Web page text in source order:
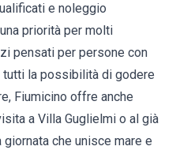
e noleggio
priorità per molti
pensati per persone con
la possibilità di godere
Fiumicino offre anche
a Villa Guglielmi o al già
che unisce mare e